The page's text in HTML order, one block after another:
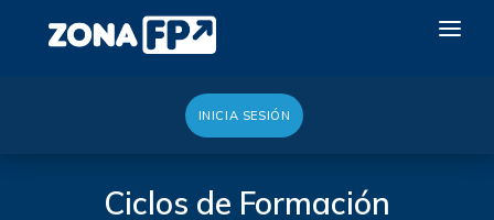
INICIA SESIÓN
Ciclos de Formación